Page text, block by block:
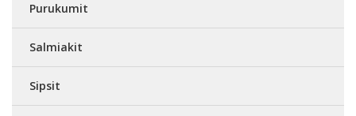
Purukumit
Salmiakit
Sipsit